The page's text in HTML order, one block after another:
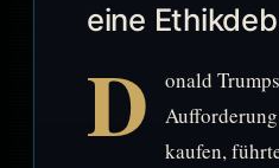
eine
D
onald
kaufen,